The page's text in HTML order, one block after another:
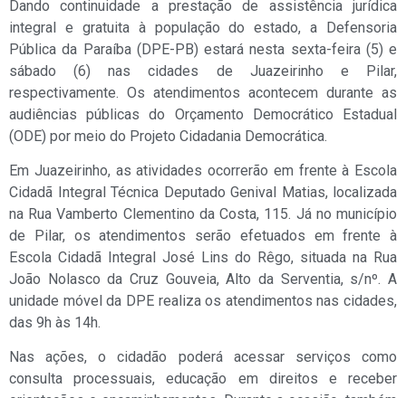
Dando continuidade a prestação de assistência jurídica
integral e gratuita à população do estado, a Defensoria
Pública da Paraíba (DPE-PB) estará nesta sexta-feira (5) e
sábado (6) nas cidades de Juazeirinho e Pilar,
respectivamente. Os atendimentos acontecem durante as
audiências públicas do Orçamento Democrático Estadual
(ODE) por meio do Projeto Cidadania Democrática.
Em Juazeirinho, as atividades ocorrerão em frente à Escola
Cidadã Integral Técnica Deputado Genival Matias, localizada
na Rua Vamberto Clementino da Costa, 115. Já no município
de Pilar, os atendimentos serão efetuados em frente à
Escola Cidadã Integral José Lins do Rêgo, situada na Rua
João Nolasco da Cruz Gouveia, Alto da Serventia, s/nº. A
unidade móvel da DPE realiza os atendimentos nas cidades,
das 9h às 14h.
Nas ações, o cidadão poderá acessar serviços como
consulta processuais, educação em direitos e receber